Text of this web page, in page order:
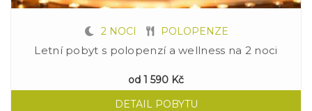
2 NOCI POLOPENZE
Letní pobyt s polopenzí a wellness na 2 noci
od 1 590 Kč
DETAIL POBYTU